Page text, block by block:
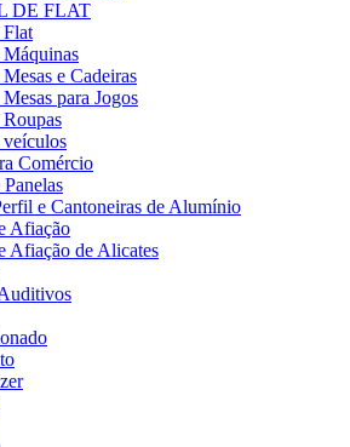
DE FLAT
e Cadeiras
para Jogos
Comércio
e Cantoneiras de Alumínio
Afiação
Afiação de Alicates